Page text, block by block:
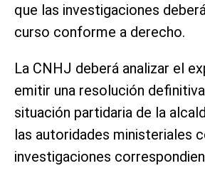
que las investigaciones
curso conforme a derecho.
La CNHJ deberá analizar el
emitir una resolución
situación partidaria de la
las autoridades ministeriales
investigaciones